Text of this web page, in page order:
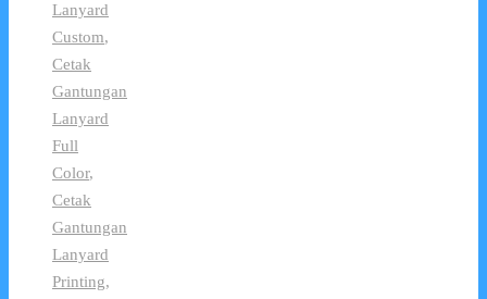
Lanyard
Custom,
Cetak
Gantungan
Lanyard
Full
Color,
Cetak
Gantungan
Lanyard
Printing,